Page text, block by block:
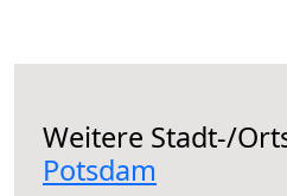
Weitere Stadt-/
Potsdam